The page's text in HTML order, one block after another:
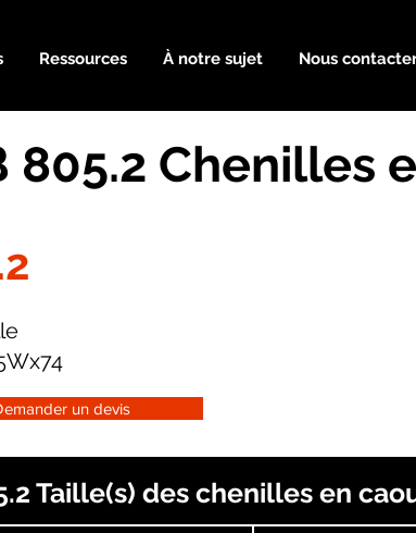
Ressources À notre sujet Nous
805.2 Chenilles
un devis
Taille(s) des chenilles en